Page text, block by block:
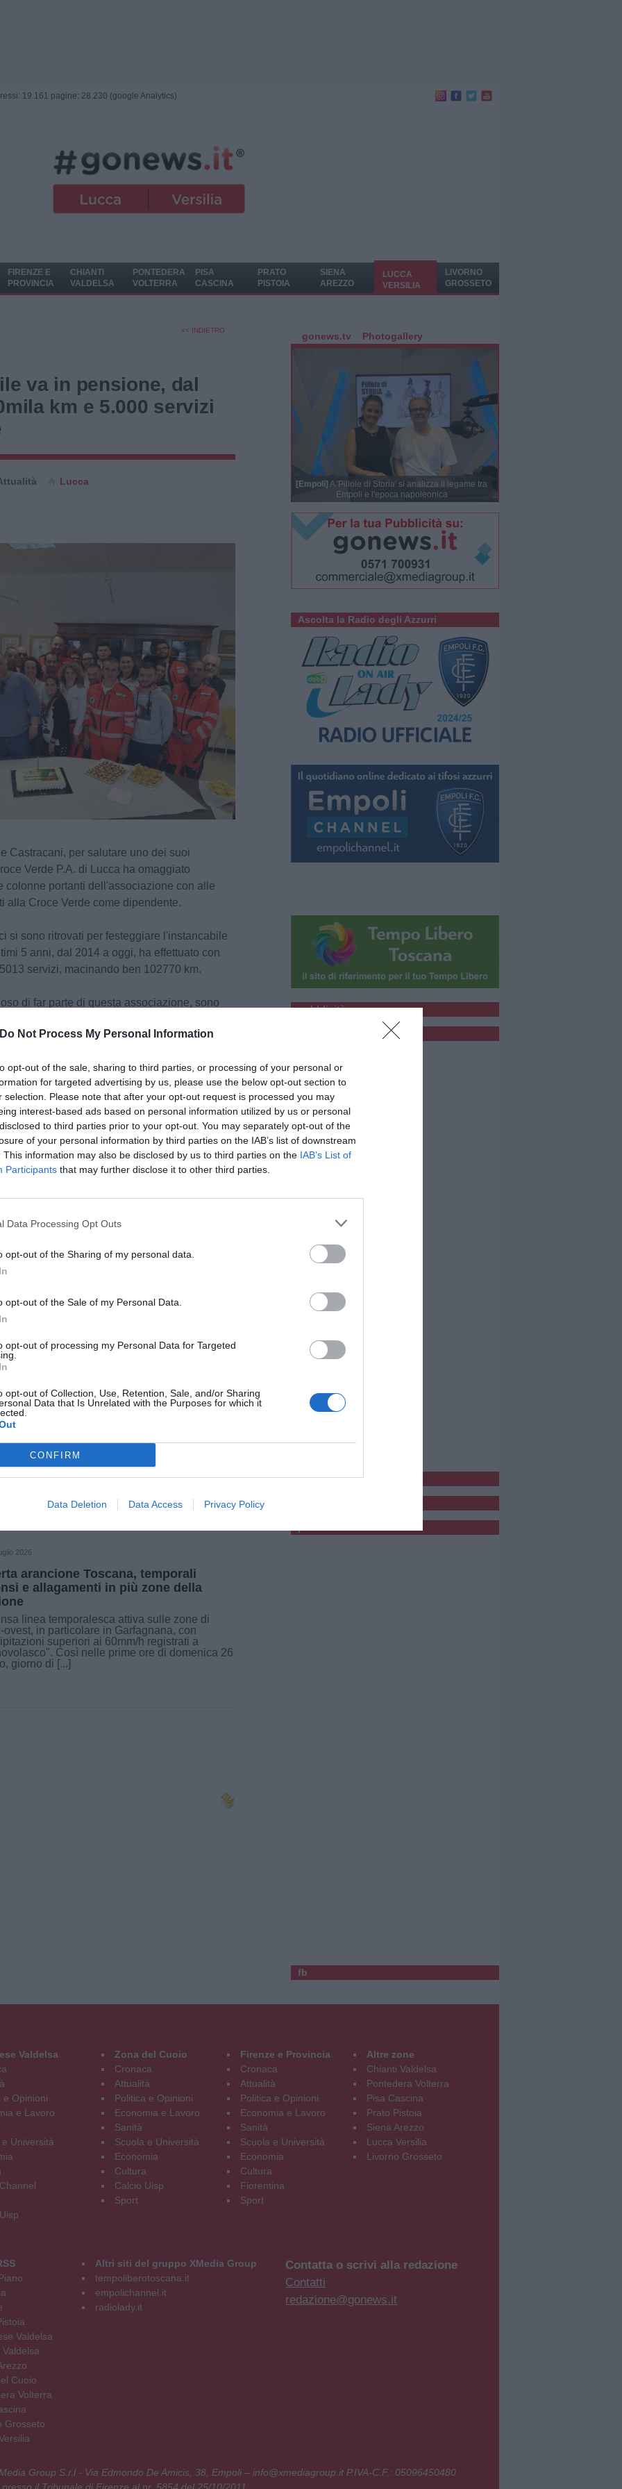
Do Not Process My Personal Information
opt-out of the sale, sharing to third parties, or processing of your personal or
for targeted advertising by us, please use the below opt-out section to
selection. Please note that after your opt-out request is processed you may
interest-based ads based on personal information utilized by us or personal
to third parties prior to your opt-out. You may separately opt-out of the
of your personal information by third parties on the IAB’s list of downstream
This information may also be disclosed by us to third parties on the IAB’s List of
Participants that may further disclose it to other third parties.
Data Processing Opt Outs
opt-out of the Sharing of my personal data.
opt-out of the Sale of my Personal Data.
opt-out of processing my Personal Data for Targeted
opt-out of Collection, Use, Retention, Sale, and/or Sharing
Data that Is Unrelated with the Purposes for which it
CONFIRM
Data Deletion Data Access Privacy Policy
19.161 pagine: 28.230 (google Analytics)
FIRENZE E
PROVINCIA
CHIANTI
VALDELSA
PONTEDERA
VOLTERRA
PISA
CASCINA
PRATO
PISTOIA
SIENA
AREZZO
LUCCA
VERSILIA
LIVORNO
GROSSETO
<< INDIETRO
va in pensione, dal
km e 5.000 servizi
Lucca
Castracani, per salutare uno dei suoi
Verde P.A. di Lucca ha omaggiato
colonne portanti dell'associazione con alle
alla Croce Verde come dipendente.
si sono ritrovati per festeggiare l'instancabile
5 anni, dal 2014 a oggi, ha effettuato con
servizi, macinando ben 102770 km.
di far parte di questa associazione, sono
ancora 40" - con queste parole Pasquale
pensione. Ora, se lo vorrà, potrà continuare
le porte della Croce Verde P.A. di Lucca
lui.
Fonte: Croce Verde P.A. Lucca
Faeta, recupero post incendio: la
in sicurezza le aree devastate dalla fiamme
il 28 aprile e il 2 maggio hanno divorato ettari
per Don Aldo Mei in una scuola
curato dagli allievi del liceo artistico e
"Passaglia" dedicato proprio al sacerdote
è intitolata la scuola. Ricorre [...]
2026
arancione Toscana, temporali
e allagamenti in più zone della
linea temporalesca attiva sulle zone di
ovest, in particolare in Garfagnana, con
superiori ai 60mm/h registrati a
Così nelle prime ore di domenica 26
giorno di [...]
gonews.tv Photogallery
[Empoli] A 'Pillole di Storia' si analizza il legame tra
Empoli e l'epoca napoleonica
Ascolta la Radio degli Azzurri
pubblicità
pubblicitàCl
fb
Valdelsa
e Opinioni
e Lavoro
e Università
Zona del Cuoio
Cronaca
Attualità
Politica e Opinioni
Economia e Lavoro
Sanità
Scuola e Università
Economia
Cultura
Calcio Uisp
Sport
Firenze e Provincia
Cronaca
Attualità
Politica e Opinioni
Economia e Lavoro
Sanità
Scuola e Università
Economia
Cultura
Fiorentina
Sport
Altre zone
Chianti Valdelsa
Pontedera Volterra
Pisa Cascina
Prato Pistoia
Siena Arezzo
Lucca Versilia
Livorno Grosseto
Valdelsa
Valdelsa
Cuoio
Volterra
Grosseto
Altri siti del gruppo XMedia Group
tempoliberotoscana.it
empolichannel.it
radiolady.it
Contatta o scrivi alla redazione
Contatti
redazione@gonews.it
Group S.r.l - Via Edmondo De Amicis, 38, Empoli – info@xmediagroup.it P.IVA-C.F.: 05096450480